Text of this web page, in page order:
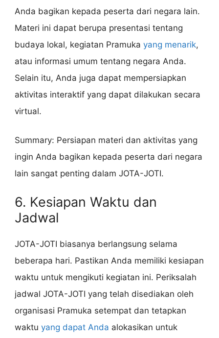
Anda bagikan kepada peserta dari negara lain.
Materi ini dapat berupa presentasi tentang
budaya lokal, kegiatan Pramuka yang menarik,
atau informasi umum tentang negara Anda.
Selain itu, Anda juga dapat mempersiapkan
aktivitas interaktif yang dapat dilakukan secara
virtual.
Summary: Persiapan materi dan aktivitas yang
ingin Anda bagikan kepada peserta dari negara
lain sangat penting dalam JOTA-JOTI.
6. Kesiapan Waktu dan
Jadwal
JOTA-JOTI biasanya berlangsung selama
beberapa hari. Pastikan Anda memiliki kesiapan
waktu untuk mengikuti kegiatan ini. Periksalah
jadwal JOTA-JOTI yang telah disediakan oleh
organisasi Pramuka setempat dan tetapkan
waktu yang dapat Anda alokasikan untuk